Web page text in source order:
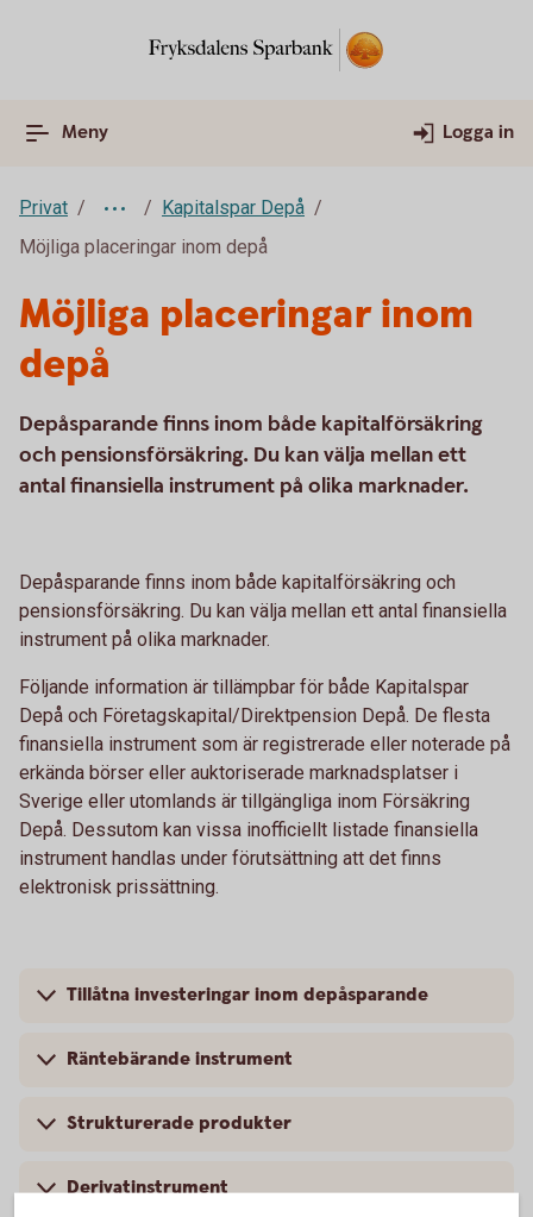
Meny Logga in
Privat
Kapitalspar Depå
Möjliga placeringar inom depå
Möjliga placeringar inom
depå
Depåsparande finns inom både kapitalförsäkring
och pensionsförsäkring. Du kan välja mellan ett
antal finansiella instrument på olika marknader.
Depåsparande finns inom både kapitalförsäkring och
pensionsförsäkring. Du kan välja mellan ett antal finansiella
instrument på olika marknader.
Följande information är tillämpbar för både Kapitalspar
Depå och Företagskapital/Direktpension Depå. De flesta
finansiella instrument som är registrerade eller noterade på
erkända börser eller auktoriserade marknadsplatser i
Sverige eller utomlands är tillgängliga inom Försäkring
Depå. Dessutom kan vissa inofficiellt listade finansiella
instrument handlas under förutsättning att det finns
elektronisk prissättning.
Tillåtna investeringar inom depåsparande
Räntebärande instrument
Strukturerade produkter
Derivatinstrument